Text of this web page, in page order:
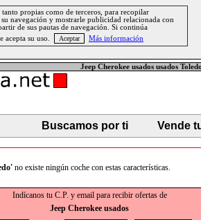
propias como de terceros, para recopilar
navegación y mostrarle publicidad relacionada con
de sus pautas de navegación. Si continúa
acepta su uso.
Más información
Jeep Cherokee usados usados
Buscamos por ti Vende
no existe ningún coche con estas características.
Indícanos tu C.P. y email para recibir ofertas de
Jeep Cherokee usados